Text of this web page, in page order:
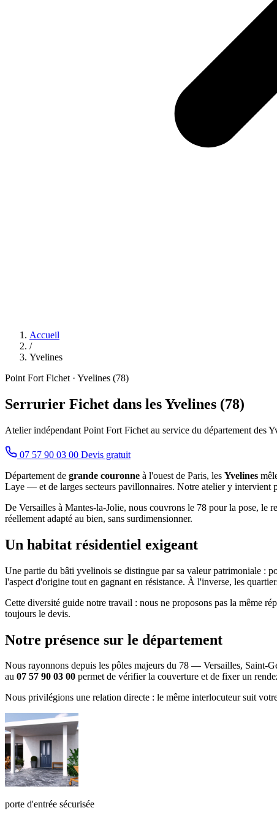
Accueil
/
Yvelines
Point Fort Fichet · Yvelines (78)
Serrurier Fichet dans les Yvelines (78)
Atelier indépendant Point Fort Fichet au service du département des
07 57 90 03 00 Devis gratuit
Département de grande couronne à l'ouest de Paris, les Yvelines
Laye — et de larges secteurs pavillonnaires. Notre atelier y intervient
De Versailles à Mantes-la-Jolie, nous couvrons le 78 pour la pose, le
réellement adapté au bien, sans surdimensionner.
Un habitat résidentiel exigeant
Une partie du bâti yvelinois se distingue par sa valeur patrimoniale :
l'aspect d'origine tout en gagnant en résistance. À l'inverse, les
Cette diversité guide notre travail : nous ne proposons pas la même
toujours le devis.
Notre présence sur le département
Nous rayonnons depuis les pôles majeurs du 78 — Versailles, Saint-
au 07 57 90 03 00 permet de vérifier la couverture et de fixer un
Nous privilégions une relation directe : le même interlocuteur suit
porte d'entrée sécurisée